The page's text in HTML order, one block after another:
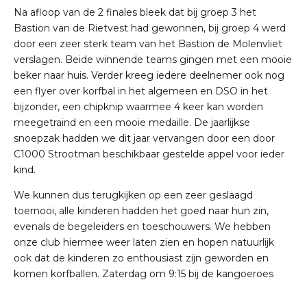
Na afloop van de 2 finales bleek dat bij groep 3 het
Bastion van de Rietvest had gewonnen, bij groep 4 werd
door een zeer sterk team van het Bastion de Molenvliet
verslagen. Beide winnende teams gingen met een mooie
beker naar huis. Verder kreeg iedere deelnemer ook nog
een flyer over korfbal in het algemeen en DSO in het
bijzonder, een chipknip waarmee 4 keer kan worden
meegetraind en een mooie medaille. De jaarlijkse
snoepzak hadden we dit jaar vervangen door een door
C1000 Strootman beschikbaar gestelde appel voor ieder
kind.
We kunnen dus terugkijken op een zeer geslaagd
toernooi, alle kinderen hadden het goed naar hun zin,
evenals de begeleiders en toeschouwers. We hebben
onze club hiermee weer laten zien en hopen natuurlijk
ook dat de kinderen zo enthousiast zijn geworden en
komen korfballen. Zaterdag om 9:15 bij de kangoeroes